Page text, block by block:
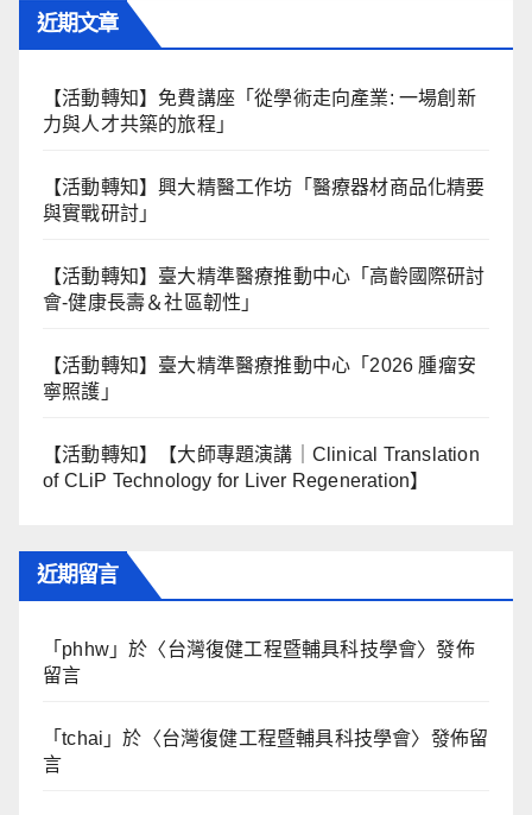
近期文章
【活動轉知】免費講座「從學術走向產業: ⼀場創新
力與⼈才共築的旅程」
【活動轉知】興大精醫工作坊「醫療器材商品化精要
與實戰研討」
【活動轉知】臺大精準醫療推動中心「高齡國際研討
會-健康長壽＆社區韌性」
【活動轉知】臺大精準醫療推動中心「2026 腫瘤安
寧照護」
【活動轉知】【大師專題演講｜Clinical Translation
of CLiP Technology for Liver Regeneration】
近期留言
「 phhw 」於〈台灣復健工程暨輔具科技學會〉發佈
留言
「tchai 」於〈台灣復健工程暨輔具科技學會〉發佈留
言